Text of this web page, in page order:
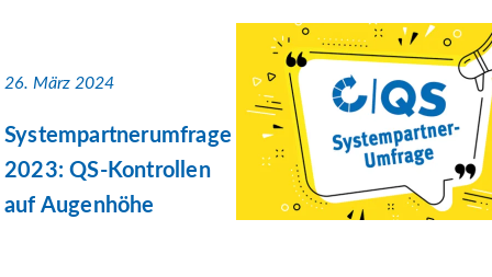
26. März 2024
Systempartnerumfrage
2023: QS-Kontrollen
auf Augenhöhe